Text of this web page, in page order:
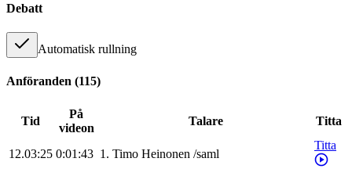
Debatt
Automatisk rullning
Anföranden (115)
Tid
På
videon
Talare Titta
12.03:25 0:01:43 1. Timo Heinonen /saml
Titta